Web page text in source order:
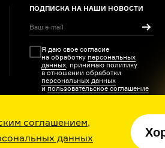
соглашением,
данных
ПОДПИСКА НА НАШИ НОВОСТИ
Я даю свое согласие
на обработку персональных
данных, принимаю политику
в отношении обработки
персональных данных
и пользовательское соглашение
каждый день